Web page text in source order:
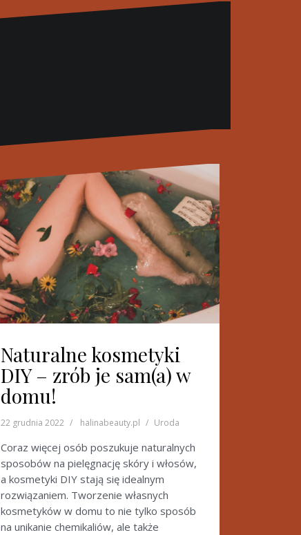
Naturalne kosmetyki
DIY – zrób je sam(a) w
domu!
22 grudnia 2022 halinabeauty.pl Uroda
Coraz więcej osób poszukuje naturalnych
sposobów na pielęgnację skóry i włosów,
a kosmetyki DIY stają się idealnym
rozwiązaniem. Tworzenie własnych
kosmetyków w domu to nie tylko sposób
na unikanie chemikaliów, ale także